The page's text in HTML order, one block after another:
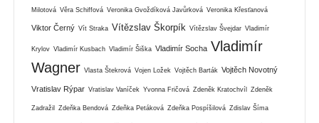
Milotová Věra Schiffová Veronika Gvoždíková Javůrková Veronika Křesťanová
Viktor Černý Vít Straka Vítězslav Škorpík Vítězslav Švejdar Vladimír
Krylov Vladimír Kusbach Vladimír Šiška Vladimír Socha Vladimír
Wagner Vlasta Štekrová Vojen Ložek Vojtěch Barták Vojtěch Novotný
Vratislav Rýpar Vratislav Vaníček Yvonna Fričová Zdeněk Kratochvíl Zdeněk
Zadražil Zdeňka Bendová Zdeňka Petáková Zdeňka Pospíšilová Zdislav Šíma